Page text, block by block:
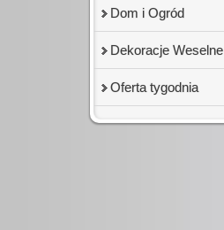
Dom i Ogród
Dekoracje Weselne
Oferta tygodnia